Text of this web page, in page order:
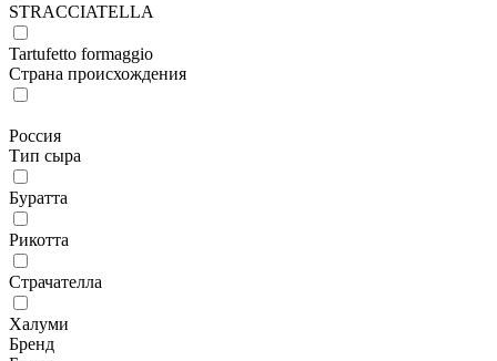
STRACCIATELLA
Tartufetto formaggio
Страна происхождения
Россия
Тип сыра
Буратта
Рикотта
Страчателла
Халуми
Бренд